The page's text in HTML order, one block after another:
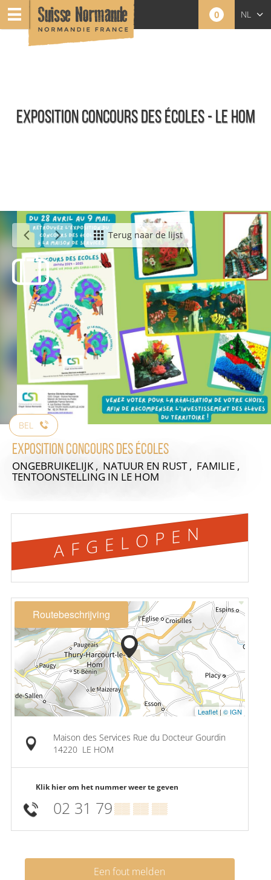
0 NL
EXPOSITION CONCOURS DES ÉCOLES - LE HOM
Agenda - NederlandsTerug naar de lijst
BEL
Exposition concours des écoles
ONGEBRUIKELIJK , NATUUR EN RUST , FAMILIE ,
TENTOONSTELLING IN LE HOM
AFGELOPEN
Routebeschrijving
Leaflet|© IGN
Maison des Services Rue du Docteur Gourdin
14220 LE HOM
Klik hier om het nummer weer te geven
02 31 79▒▒ ▒▒ ▒▒
Een fout melden